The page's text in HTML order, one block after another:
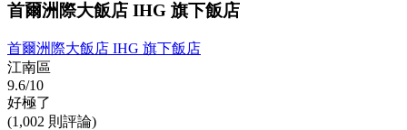
首爾洲際大飯店 IHG 旗下飯店
首爾洲際大飯店 IHG 旗下飯店
江南區
9.6/10
好極了
(1,002 則評論)